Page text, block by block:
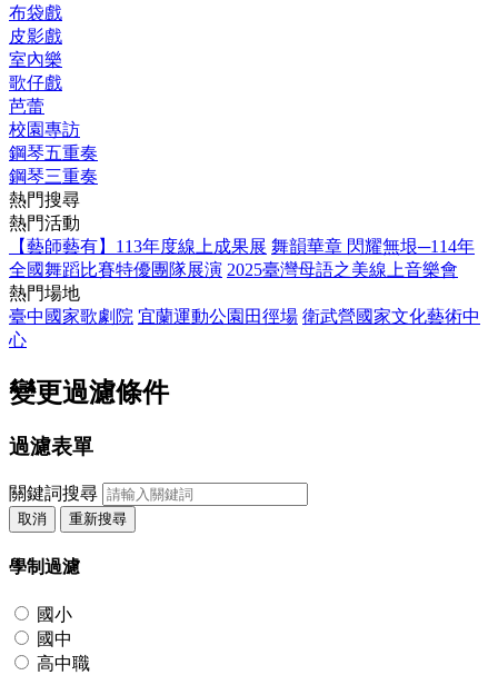
布袋戲
皮影戲
室內樂
歌仔戲
芭蕾
校園專訪
鋼琴五重奏
鋼琴三重奏
熱門搜尋
熱門活動
【藝師藝有】113年度線上成果展 舞韻華章 閃耀無垠─114年
全國舞蹈比賽特優團隊展演 2025臺灣母語之美線上音樂會
熱門場地
臺中國家歌劇院 宜蘭運動公園田徑場 衛武營國家文化藝術中
心
變更過濾條件
過濾表單
關鍵詞搜尋
取消 重新搜尋
學制過濾
國小
國中
高中職